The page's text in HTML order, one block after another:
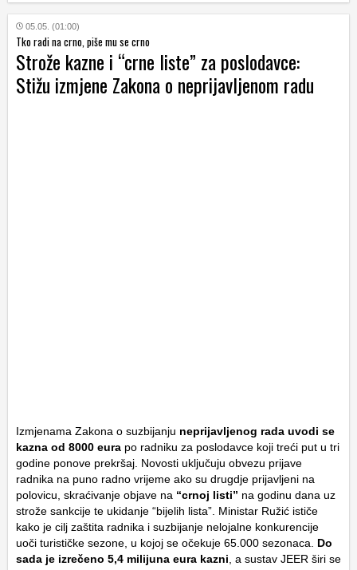
05.05. (01:00)
Tko radi na crno, piše mu se crno
Strože kazne i “crne liste” za poslodavce:
Stižu izmjene Zakona o neprijavljenom radu
Izmjenama Zakona o suzbijanju neprijavljenog rada uvodi se
kazna od 8000 eura po radniku za poslodavce koji treći put u tri
godine ponove prekršaj. Novosti uključuju obvezu prijave
radnika na puno radno vrijeme ako su drugdje prijavljeni na
polovicu, skraćivanje objave na “crnoj listi” na godinu dana uz
strože sankcije te ukidanje “bijelih lista”. Ministar Ružić ističe
kako je cilj zaštita radnika i suzbijanje nelojalne konkurencije
uoči turističke sezone, u kojoj se očekuje 65.000 sezonaca.
Do
sada je izrečeno 5,4 milijuna eura kazni , a sustav JEER širi se